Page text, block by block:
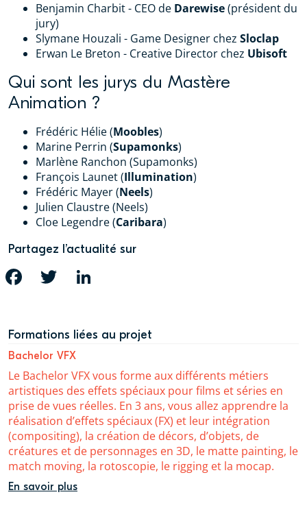
Benjamin Charbit - CEO de Darewise(président du
jury)
Slymane Houzali - Game Designer chez Sloclap
Erwan Le Breton - Creative Director chez Ubisoft
Qui sont les jurys du Mastère
Animation ?
Frédéric Hélie (Moobles)
Marine Perrin (Supamonks)
Marlène Ranchon (Supamonks)
François Launet (Illumination)
Frédéric Mayer (Neels)
Julien Claustre (Neels)
Cloe Legendre (Caribara)
Partagez l’actualité sur
FACEBOOK TWITTER
Formations liées au projet
Bachelor VFX
Le Bachelor VFX vous forme aux différents métiers
artistiques des effets spéciaux pour films et séries en
prise de vues réelles. En 3 ans, vous allez apprendre la
réalisation d’effets spéciaux (FX) et leur intégration
(compositing), la création de décors, d’objets, de
créatures et de personnages en 3D, le matte painting, le
match moving, la rotoscopie, le rigging et la mocap.
En savoir plus